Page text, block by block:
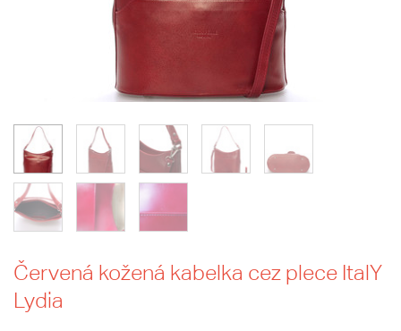
Červená kožená kabelka cez plece ItalY
Lydia